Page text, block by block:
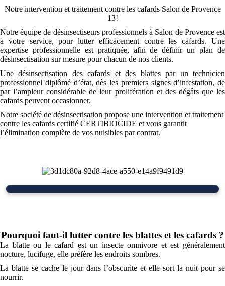
Notre intervention et traitement contre les cafards Salon de Provence
13!
Notre équipe de désinsectiseurs professionnels à Salon de Provence est
à votre service, pour lutter efficacement contre les cafards. Une
expertise professionnelle est pratiquée, afin de définir un plan de
désinsectisation sur mesure pour chacun de nos clients.
Une désinsectisation des cafards et des blattes par un technicien
professionnel diplômé d’état, dès les premiers signes d’infestation, de
par l’ampleur considérable de leur prolifération et des dégâts que les
cafards peuvent occasionner.
Notre société de désinsectisation propose une intervention et traitement
contre les cafards certifié CERTIBIOCIDE et vous garantit
l’élimination complète de vos nuisibles par contrat.
Pourquoi faut-il lutter contre les blattes et les cafards ?
La blatte ou le cafard est un insecte omnivore et est généralement
nocture, lucifuge, elle préfère les endroits sombres.
La blatte se cache le jour dans l’obscurite et elle sort la nuit pour se
nourrir.